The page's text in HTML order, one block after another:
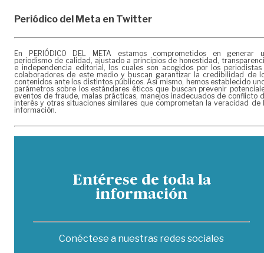
Periódico del Meta en Twitter
En PERIÓDICO DEL META estamos comprometidos en generar
periodismo de calidad, ajustado a principios de honestidad,
e independencia editorial, los cuales son acogidos por los periodistas
colaboradores de este medio y buscan garantizar la credibilidad de
contenidos ante los distintos públicos. Así mismo, hemos establecido
parámetros sobre los estándares éticos que buscan prevenir
eventos de fraude, malas prácticas, manejos inadecuados de conflicto
interés y otras situaciones similares que comprometan la veracidad de
información.
Entérese de toda la
información
Conéctese a nuestras redes sociales